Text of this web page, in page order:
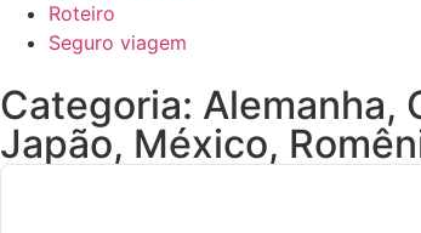
Roteiro
Seguro viagem
Categoria: Alemanha,
Japão, México,